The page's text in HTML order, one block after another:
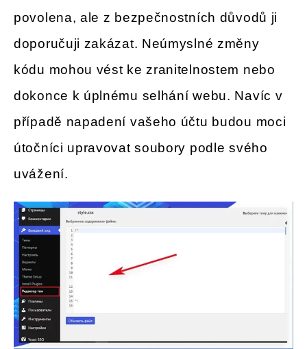
povolena, ale z bezpečnostních důvodů ji
doporučuji zakázat. Neúmyslné změny
kódu mohou vést ke zranitelnostem nebo
dokonce k úplnému selhání webu. Navíc v
případě napadení vašeho účtu budou moci
útočníci upravovat soubory podle svého
uvážení.